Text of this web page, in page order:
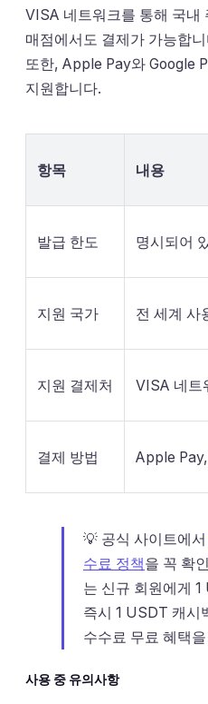
VISA 네트워크를 통해 국내
매점에서도 결제가 가능합
또한, Apple Pay와 Google
지원합니다.
항목 내용
발급 한도 명시되어
지원 국가 전 세계 사
지원 결제처 VISA 네트
결제 방법 Apple
💡 공식 사이트에서
수료 정책을 꼭 확
는 신규 회원에게
즉시 1 USDT 캐시
수수료 무료 혜택
사용 중 유의사항